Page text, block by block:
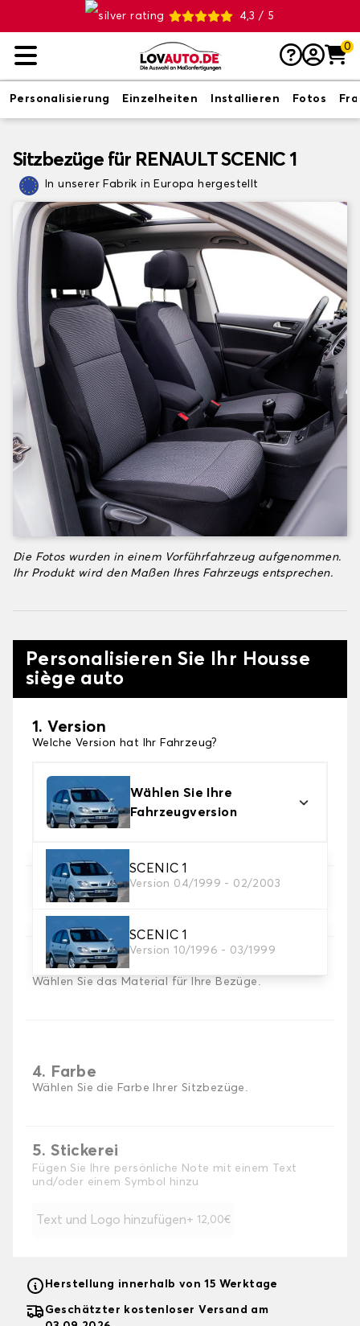
4,3 / 5
0
Personalisierung Einzelheiten Installieren Fotos
Sitzbezüge für RENAULT SCENIC 1
In unserer Fabrik in Europa hergestellt
Die Fotos wurden in einem Vorführfahrzeug aufgenommen.
Ihr Produkt wird den Maßen Ihres Fahrzeugs entsprechen.
Personalisieren Sie Ihr Housse
siège auto
1. Version
Welche Version hat Ihr Fahrzeug?
Wählen Sie Ihre
Fahrzeugversion
SCENIC 1
Version 04/1999 - 02/2003
SCENIC 1
Version 10/1996 - 03/1999
2. Satz von Bezügen
3. Material
Wählen Sie das Material für Ihre Bezüge.
4. Farbe
Wählen Sie die Farbe Ihrer Sitzbezüge.
5. Stickerei
Fügen Sie Ihre persönliche Note mit einem Text
und/oder einem Symbol hinzu
Text und Logo hinzufügen + 12,00€
Herstellung innerhalb von 15 Werktage
Geschätzter kostenloser Versand am